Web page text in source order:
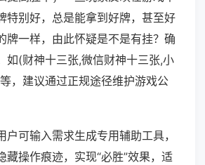
特别好，总是能拿到好牌，甚至好
牌一样，由此怀疑是不是有挂？确
如(财神十三张,微信财神十三张,小
，建议通过正规途径维护游戏公
户可输入需求生成专用辅助工具，
藏操作痕迹，实现“必胜”效果，适